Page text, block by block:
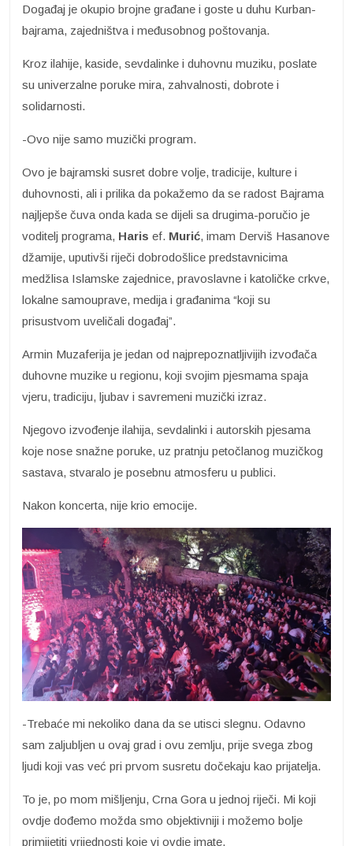
Događaj je okupio brojne građane i goste u duhu Kurban-
bajrama, zajedništva i međusobnog poštovanja.
Kroz ilahije, kaside, sevdalinke i duhovnu muziku, poslate
su univerzalne poruke mira, zahvalnosti, dobrote i
solidarnosti.
-Ovo nije samo muzički program.
Ovo je bajramski susret dobre volje, tradicije, kulture i
duhovnosti, ali i prilika da pokažemo da se radost Bajrama
najljepše čuva onda kada se dijeli sa drugima-poručio je
voditelj programa, Haris ef. Murić, imam Derviš Hasanove
džamije, uputivši riječi dobrodošlice predstavnicima
medžlisa Islamske zajednice, pravoslavne i katoličke crkve,
lokalne samouprave, medija i građanima “koji su
prisustvom uveličali događaj”.
Armin Muzaferija je jedan od najprepoznatljivijih izvođača
duhovne muzike u regionu, koji svojim pjesmama spaja
vjeru, tradiciju, ljubav i savremeni muzički izraz.
Njegovo izvođenje ilahija, sevdalinki i autorskih pjesama
koje nose snažne poruke, uz pratnju petočlanog muzičkog
sastava, stvaralo je posebnu atmosferu u publici.
Nakon koncerta, nije krio emocije.
-Trebaće mi nekoliko dana da se utisci slegnu. Odavno
sam zaljubljen u ovaj grad i ovu zemlju, prije svega zbog
ljudi koji vas već pri prvom susretu dočekaju kao prijatelja.
To je, po mom mišljenju, Crna Gora u jednoj riječi. Mi koji
ovdje dođemo možda smo objektivniji i možemo bolje
primijetiti vrijednosti koje vi ovdje imate.